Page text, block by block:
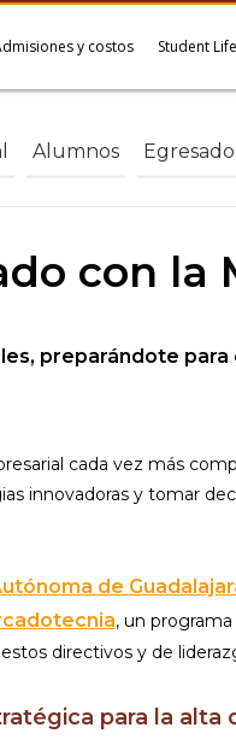
y costos Student Life
Alumnos
con la
preparándote
cada vez más
innovadoras y tomar
de
, un
directivos y de
para la alta